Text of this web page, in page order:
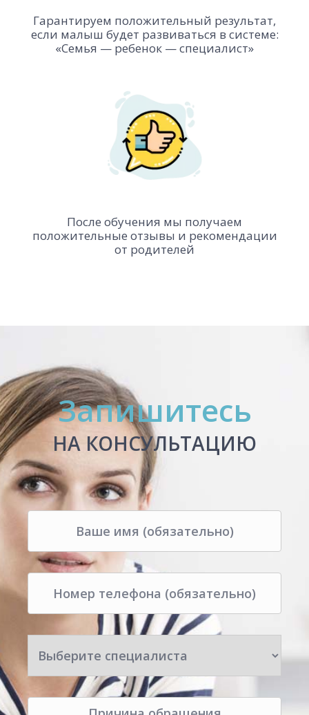
Гарантируем положительный результат,
если малыш будет развиваться в системе:
«Семья — ребенок — специалист»
После обучения мы получаем
положительные отзывы и рекомендации
от родителей
Запишитесь
НА КОНСУЛЬТАЦИЮ